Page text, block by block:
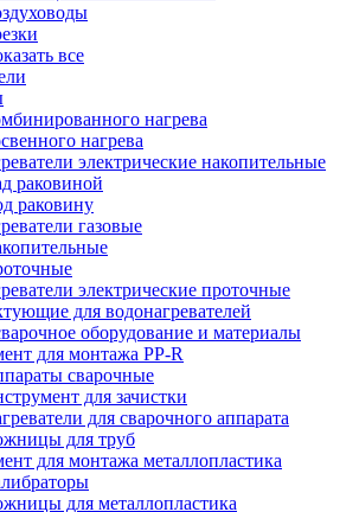
все
нагрева
нагрева
электрические накопительные
раковиной
раковину
газовые
электрические проточные
для водонагревателей
оборудование и материалы
для монтажа PP-R
сварочные
для зачистки
для сварочного аппарата
для труб
для монтажа металлопластика
для металлопластика